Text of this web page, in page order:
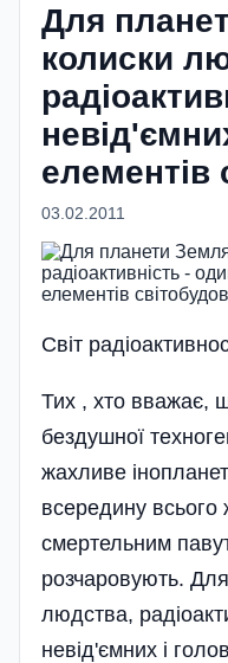
Для
колиски
елементів
03.02.2011
Світ
Тих , хто вважає,
бездушної
жахливе
всередину всього
смертельним
розчаровують.
людства,
невід'ємних і